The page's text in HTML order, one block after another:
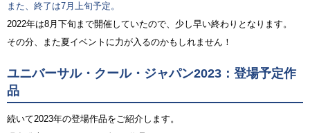
また、終了は7月上旬予定。
2022年は8月下旬まで開催していたので、少し早い終わりとなります。
その分、また夏イベントに力が入るのかもしれません！
ユニバーサル・クール・ジャパン2023：登場予定作
品
続いて2023年の登場作品をご紹介します。